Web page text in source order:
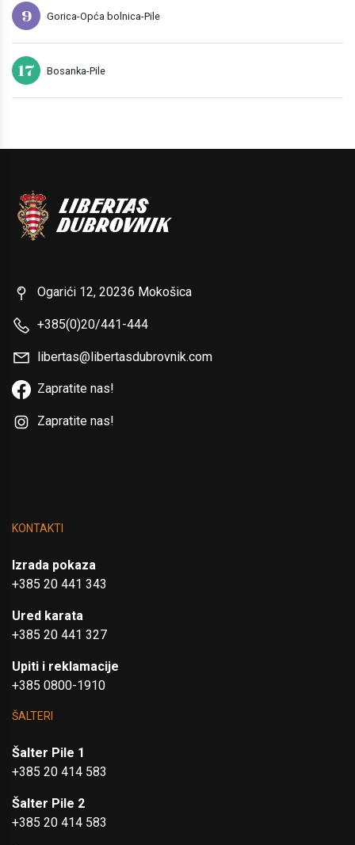
9 Gorica-Opća bolnica-Pile
17 Bosanka-Pile
Ogarići 12, 20236 Mokošica
+385(0)20/441-444
libertas@libertasdubrovnik.com
Zapratite nas!
Zapratite nas!
KONTAKTI
Izrada pokaza
+385 20 441 343
Ured karata
+385 20 441 327
Upiti i reklamacije
+385 0800-1910
ŠALTERI
Šalter Pile 1
+385 20 414 583
Šalter Pile 2
+385 20 414 583